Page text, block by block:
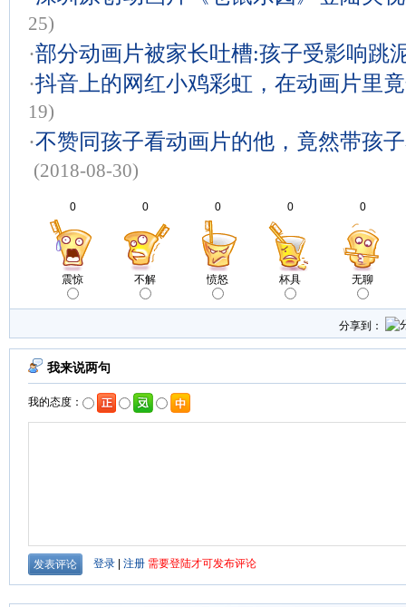
25)
·部分动画片被家长吐槽:孩子受影响跳
·抖音上的网红小鸡彩虹，在动画片里
19)
·不赞同孩子看动画片的他，竟然带孩
(2018-08-30)
0
震惊
0
不解
0
愤怒
0
杯具
0
无聊
分享到：